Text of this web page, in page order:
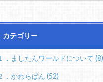
カテゴリー
．ましたんワールドについて(8)
．かわらばん(52)